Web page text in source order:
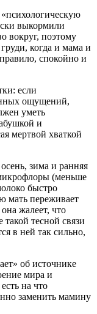
выкормили
вокруг, поэтому
когда и мама и
спокойно и
если
ощущений,
уметь
и
мертвой хваткой
зима и ранняя
(меньше
быстро
мать переживает
жалеет, что
тесной связи
в ней так сильно,
об источнике
мира и
на что
заменить мамину